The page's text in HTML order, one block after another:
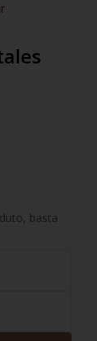
basta